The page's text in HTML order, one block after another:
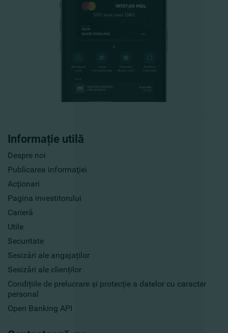
Informație utilă
Despre noi
Publicarea informaţiei
Acţionari
Pagina investitorului
Carieră
Utile
Securitate
Sesizări ale angajaților
Sesizări ale clienților
Condițiile de prelucrare și protecție a datelor cu caracter
personal
Open Banking API